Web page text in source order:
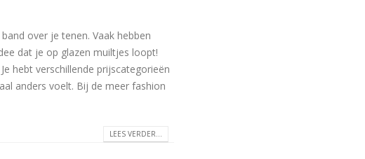
over je tenen. Vaak hebben
dat je op glazen muiltjes loopt!
hebt verschillende prijscategorieën
anders voelt. Bij de meer fashion
LEES VERDER...